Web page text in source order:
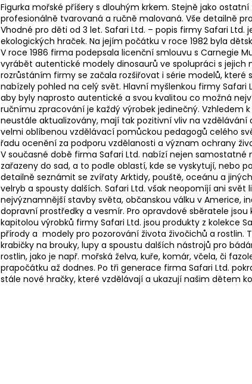
Figurka mořské příšery s dlouhým krkem. Stejně jako
profesionálně tvarovaná a ručně malovaná. Vše detailně
Vhodné pro děti od 3 let. Safari Ltd. – popis firmy Safari
ekologických hraček. Na jejím počátku v roce 1982 byla
V roce 1986 firma podepsala licenční smlouvu s Carnegie
vyrábět autentické modely dinosaurů ve spolupráci s jejich
rozrůstáním firmy se začala rozšiřovat i série modelů, které
nabízely pohled na celý svět. Hlavní myšlenkou firmy Safari
aby byly naprosto autentické a svou kvalitou co možná
ručnímu zpracování je každý výrobek jedinečný. Vzhledem
neustále aktualizovány, mají tak pozitivní vliv na
velmi oblíbenou vzdělávací pomůckou pedagogů celého
řadu ocenění za podporu vzdělanosti a význam ochrany
V současné době firma Safari Ltd. nabízí nejen
zařazeny do sad, a to podle oblastí, kde se vyskytují, nebo
detailně seznámit se zvířaty Arktidy, pouště, oceánu a
velryb a spousty dalších. Safari Ltd. však neopomíjí ani
nejvýznamnější stavby světa, občanskou válku v Americe,
dopravní prostředky a vesmír. Pro opravdové sběratele
kapitolou výrobků firmy Safari Ltd. jsou produkty z kolekce
přírody a modely pro pozorování života živočichů a rostlin.
krabičky na brouky, lupy a spoustu dalších nástrojů pro
rostlin, jako je např. mořská želva, kuře, komár, včela, či
prapočátku až dodnes. Po tři generace firma Safari Ltd.
stále nové hračky, které vzdělávají a ukazují našim dětem